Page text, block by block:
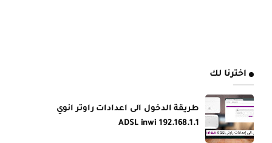
اخترنا لك
طريقة الدخول الى اعدادات راوتر انوي
ADSL inwi 192.168.1.1